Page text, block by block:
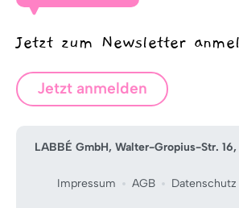
Jetzt zum Newsletter
Jetzt anmelden
LABBÉ GmbH, Walter-Gropius-Str.
Impressum AGB Datenschutz